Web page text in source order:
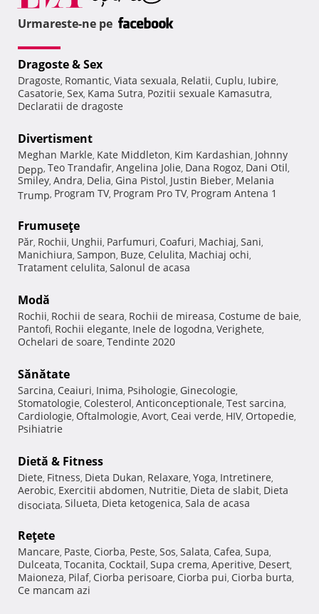
Urmareste-ne pe
Dragoste & Sex
Dragoste, Romantic, Viata sexuala, Relatii, Cuplu, Iubire,
Casatorie, Sex, Kama Sutra, Pozitii sexuale Kamasutra,
Declaratii de dragoste
Divertisment
Meghan Markle, Kate Middleton, Kim Kardashian, Johnny
Depp, Teo Trandafir, Angelina Jolie, Dana Rogoz, Dani Otil,
Smiley, Andra, Delia, Gina Pistol, Justin Bieber, Melania
Trump, Program TV, Program Pro TV, Program Antena 1
Frumuseţe
Păr, Rochii, Unghii, Parfumuri, Coafuri, Machiaj, Sani,
Manichiura, Sampon, Buze, Celulita, Machiaj ochi,
Tratament celulita, Salonul de acasa
Modă
Rochii, Rochii de seara, Rochii de mireasa, Costume de baie,
Pantofi, Rochii elegante, Inele de logodna, Verighete,
Ochelari de soare, Tendinte 2020
Sănătate
Sarcina, Ceaiuri, Inima, Psihologie, Ginecologie,
Stomatologie, Colesterol, Anticonceptionale, Test sarcina,
Cardiologie, Oftalmologie, Avort, Ceai verde, HIV, Ortopedie,
Psihiatrie
Dietă & Fitness
Diete, Fitness, Dieta Dukan, Relaxare, Yoga, Intretinere,
Aerobic, Exercitii abdomen, Nutritie, Dieta de slabit, Dieta
disociata, Silueta, Dieta ketogenica, Sala de acasa
Reţete
Mancare, Paste, Ciorba, Peste, Sos, Salata, Cafea, Supa,
Dulceata, Tocanita, Cocktail, Supa crema, Aperitive, Desert,
Maioneza, Pilaf, Ciorba perisoare, Ciorba pui, Ciorba burta,
Ce mancam azi